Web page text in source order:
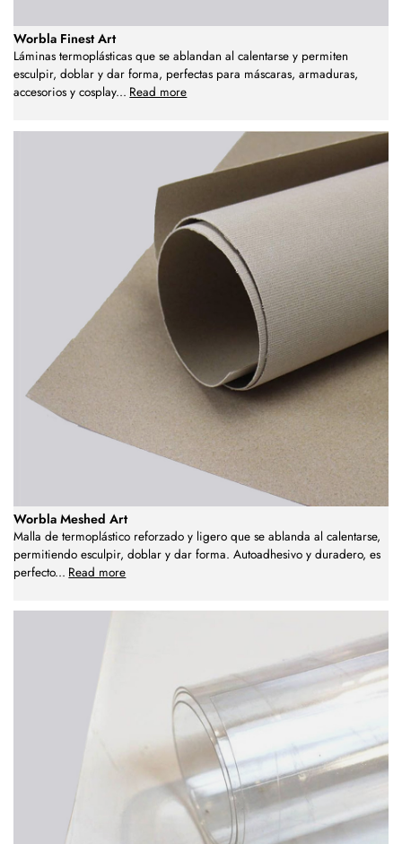
Worbla Finest Art
Láminas termoplásticas que se ablandan al calentarse y permiten
esculpir, doblar y dar forma, perfectas para máscaras, armaduras,
accesorios y cosplay... Read more
Worbla Meshed Art
Malla de termoplástico reforzado y ligero que se ablanda al calentarse,
permitiendo esculpir, doblar y dar forma. Autoadhesivo y duradero, es
perfecto... Read more